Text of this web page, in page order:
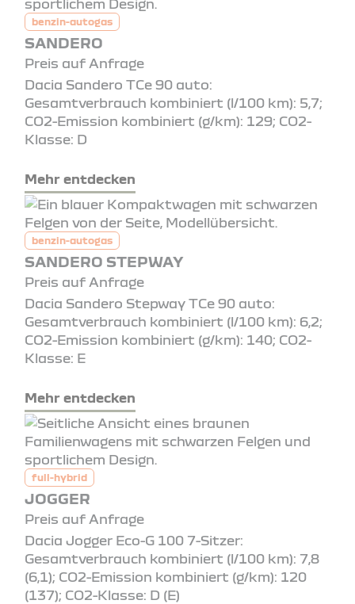
benzin-autogas
SANDERO
Preis auf Anfrage
Dacia Sandero TCe 90 auto:
Gesamtverbrauch kombiniert (l/100 km): 5,7;
CO2-Emission kombiniert (g/km): 129; CO2-
Klasse: D
Mehr entdecken
benzin-autogas
SANDERO STEPWAY
Preis auf Anfrage
Dacia Sandero Stepway TCe 90 auto:
Gesamtverbrauch kombiniert (l/100 km): 6,2;
CO2-Emission kombiniert (g/km): 140; CO2-
Klasse: E
Mehr entdecken
full-hybrid
JOGGER
Preis auf Anfrage
Dacia Jogger Eco-G 100 7-Sitzer:
Gesamtverbrauch kombiniert (l/100 km): 7,8
(6,1); CO2-Emission kombiniert (g/km): 120
(137); CO2-Klasse: D (E)